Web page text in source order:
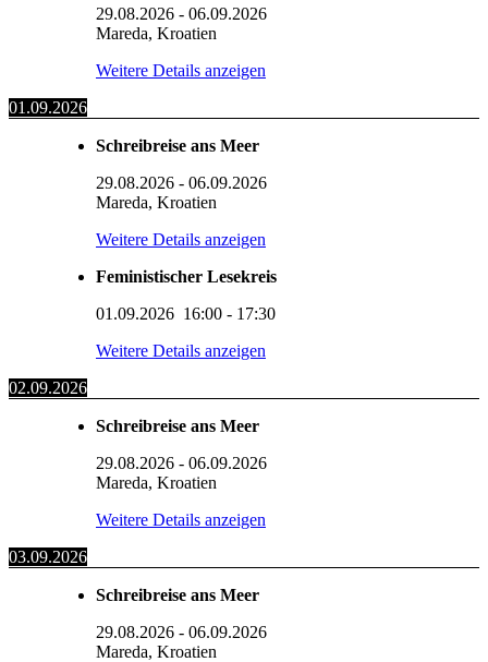
29.08.2026 - 06.09.2026
Mareda, Kroatien
Weitere Details anzeigen
01.09.2026
Schreibreise ans Meer
29.08.2026 - 06.09.2026
Mareda, Kroatien
Weitere Details anzeigen
Feministischer Lesekreis
01.09.2026 16:00 - 17:30
Weitere Details anzeigen
02.09.2026
Schreibreise ans Meer
29.08.2026 - 06.09.2026
Mareda, Kroatien
Weitere Details anzeigen
03.09.2026
Schreibreise ans Meer
29.08.2026 - 06.09.2026
Mareda, Kroatien